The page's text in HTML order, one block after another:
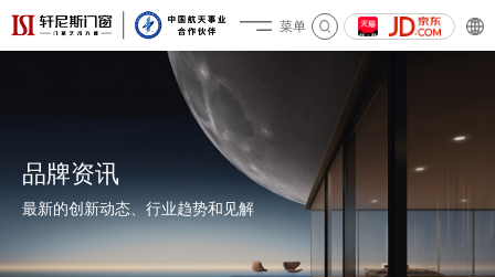
菜单
关于轩尼斯
品牌资讯
最新的创新动态、行业趋势和见解